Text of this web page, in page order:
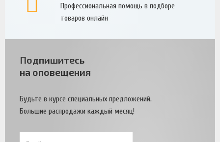
Профессиональная помощь в подборе
товаров онлайн
Подпишитесь
на оповещения
Будьте в курсе специальных предложений.
Большие распродажи каждый месяц!